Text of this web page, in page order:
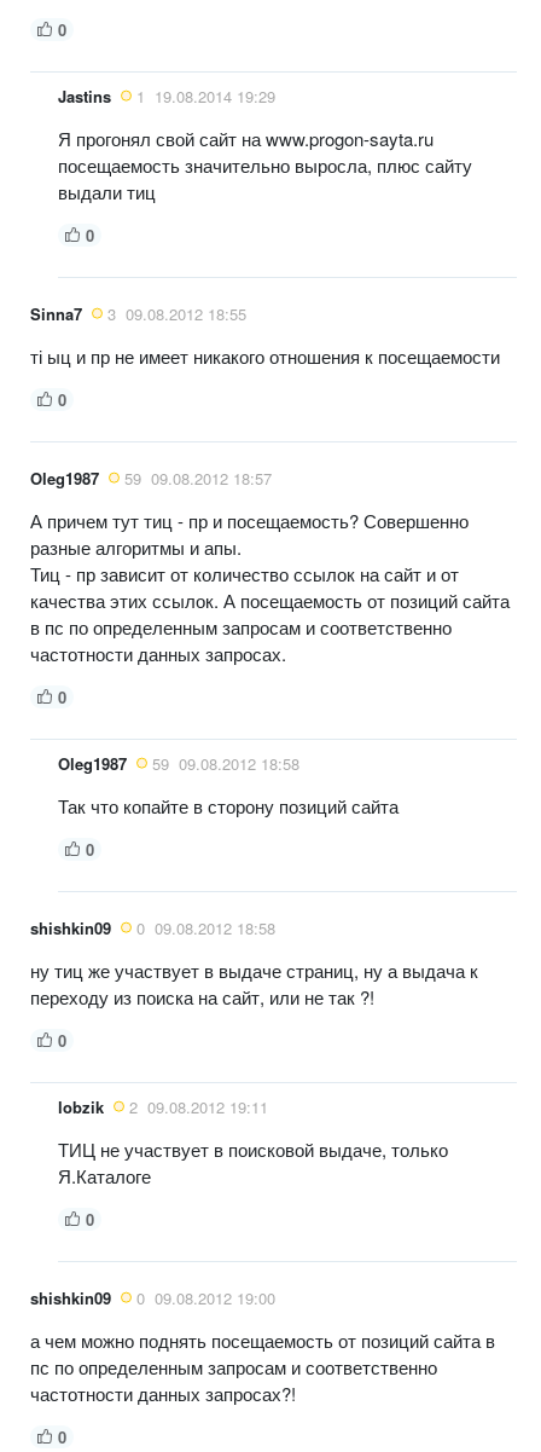
0
Jastins 1 19.08.2014 19:29
Я прогонял свой сайт на www.progon-sayta.ru
посещаемость значительно выросла, плюс сайту
выдали тиц
0
Sinna7 3 09.08.2012 18:55
ті ыц и пр не имеет никакого отношения к посещаемости
0
Oleg1987 59 09.08.2012 18:57
А причем тут тиц - пр и посещаемость? Совершенно
разные алгоритмы и апы.
Тиц - пр зависит от количество ссылок на сайт и от
качества этих ссылок. А посещаемость от позиций сайта
в пс по определенным запросам и соответственно
частотности данных запросах.
0
Oleg1987 59 09.08.2012 18:58
Так что копайте в сторону позиций сайта
0
shishkin09 0 09.08.2012 18:58
ну тиц же участвует в выдаче страниц, ну а выдача к
переходу из поиска на сайт, или не так ?!
0
lobzik 2 09.08.2012 19:11
ТИЦ не участвует в поисковой выдаче, только
Я.Каталоге
0
shishkin09 0 09.08.2012 19:00
а чем можно поднять посещаемость от позиций сайта в
пс по определенным запросам и соответственно
частотности данных запросах?!
0